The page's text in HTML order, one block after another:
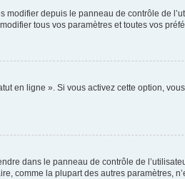
depuis le panneau de contrôle de
tous vos paramètres et toutes vos
en ligne ». Si vous activez cette option,
dans le panneau de contrôle de
comme la plupart des autres paramètres,